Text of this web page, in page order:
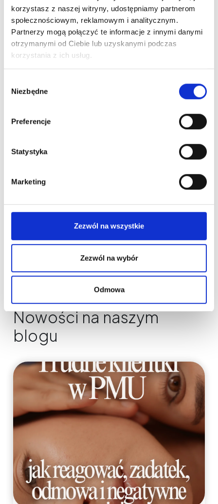
korzystasz z naszej witryny, udostępniamy partnerom
społecznościowym, reklamowym i analitycznym.
Partnerzy mogą połączyć te informacje z innymi danymi
otrzymanymi od Ciebie lub uzyskanymi podczas
korzystania z ich usług.
zgody
Niezbędne
Preferencje
Statystyka
Marketing
Zezwól na wszystkie
Zezwól na wybór
Odmowa
Co warto wiedzieć?
Nowości na naszym
blogu